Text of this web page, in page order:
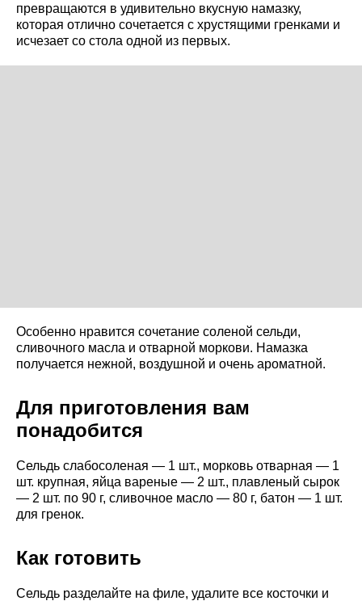
превращаются в удивительно вкусную намазку,
которая отлично сочетается с хрустящими гренками и
исчезает со стола одной из первых.
Особенно нравится сочетание соленой сельди,
сливочного масла и отварной моркови. Намазка
получается нежной, воздушной и очень ароматной.
Для приготовления вам
понадобится
Сельдь слабосоленая — 1 шт., морковь отварная — 1
шт. крупная, яйца вареные — 2 шт., плавленый сырок
— 2 шт. по 90 г, сливочное масло — 80 г, батон — 1 шт.
для гренок.
Как готовить
Сельдь разделайте на филе, удалите все косточки и